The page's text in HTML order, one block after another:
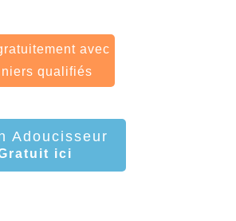
avec
qualifiés
Adoucisseur
ici